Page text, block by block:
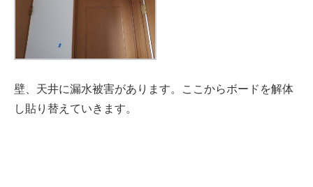
壁、天井に漏水被害があります。ここからボードを解体
し貼り替えていきます。